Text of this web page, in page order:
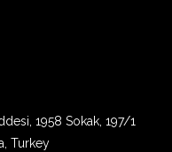
1958 Sokak, 197/1
Turkey